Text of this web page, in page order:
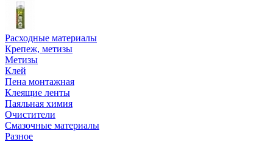
Расходные материалы
Крепеж, метизы
Метизы
Клей
Пена монтажная
Клеящие ленты
Паяльная химия
Очистители
Смазочные материалы
Разное